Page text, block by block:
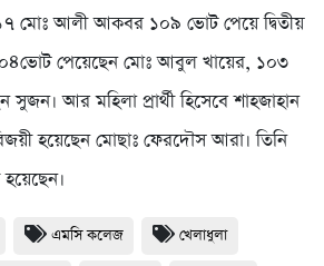
মোঃ আলী আকবর ১০৯ ভোট পেয়ে দ্বিতীয়
পেয়েছেন মোঃ আবুল খায়ের, ১০৩
সুজন। আর মহিলা প্রার্থী হিসেবে শাহজাহান
হয়েছেন মোছাঃ ফেরদৌস আরা। তিনি
এমসি কলেজ খেলাধুলা